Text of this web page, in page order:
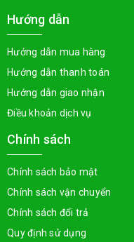
Hướng dẫn
Hướng dẫn mua hàng
Hướng dẫn thanh toán
Hướng dẫn giao nhận
Điều khoản dịch vụ
Chính sách
Chính sách bảo mật
Chính sách vận chuyển
Chính sách đổi trả
Quy định sử dụng